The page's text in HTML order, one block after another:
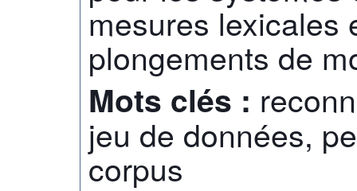
mesures lexicales
plongements de
Mots clés :
jeu de données,
corpus